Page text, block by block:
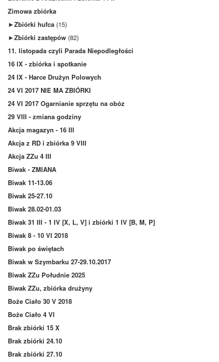
Zimowa zbiórka
►Zbiórki hufca (15)
►Zbiórki zastępów (82)
11. listopada czyli Parada Niepodległości
16 IX - zbiórka i spotkanie
24 IX - Harce Drużyn Polowych
24 VI 2017 NIE MA ZBIÓRKI
24 VI 2017 Ogarnianie sprzętu na obóz
29 VIII - zmiana godziny
Akcja magazyn - 16 III
Akcja z RD i zbiórka 9 VIII
Akcja ZZu 4 III
Biwak - ZMIANA
Biwak 11-13.06
Biwak 25-27.10
Biwak 28.02-01.03
Biwak 31 III - 1 IV [X, L, V] i zbiórki 1 IV [B, M, P]
Biwak 8 - 10 VI 2018
Biwak po świętach
Biwak w Szymbarku 27-29.10.2017
Biwak ZZu Południe 2025
Biwak ZZu, zbiórka drużyny
Boże Ciało 30 V 2018
Boże Ciało 4 VI
Brak zbiórki 15 X
Brak zbiórki 24.10
Brak zbiórki 27.10